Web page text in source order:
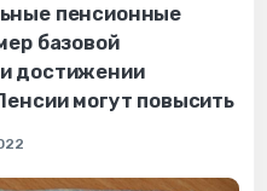
пенсионные
базовой
достижении
могут повысить